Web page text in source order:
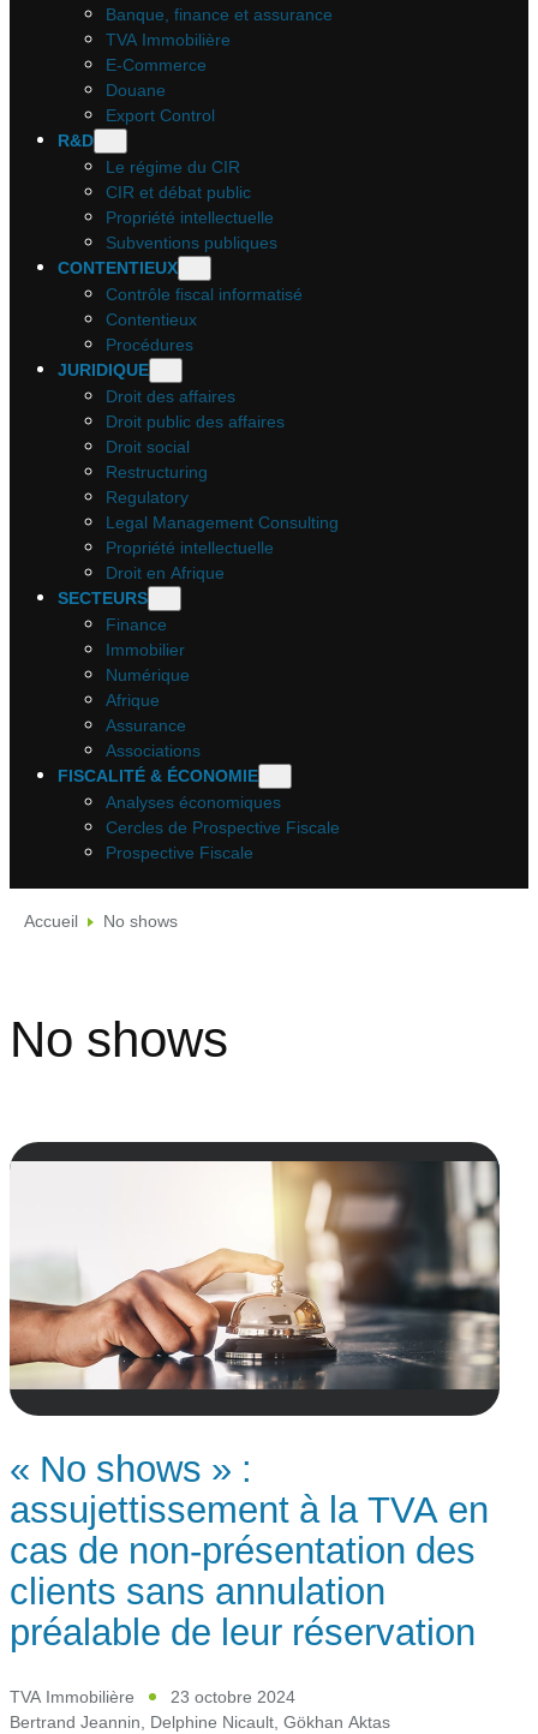
Banque, finance et assurance
TVA Immobilière
E-Commerce
Douane
Export Control
R&D
Le régime du CIR
CIR et débat public
Propriété intellectuelle
Subventions publiques
CONTENTIEUX
Contrôle fiscal informatisé
Contentieux
Procédures
JURIDIQUE
Droit des affaires
Droit public des affaires
Droit social
Restructuring
Regulatory
Legal Management Consulting
Propriété intellectuelle
Droit en Afrique
SECTEURS
Finance
Immobilier
Numérique
Afrique
Assurance
Associations
FISCALITÉ & ÉCONOMIE
Analyses économiques
Cercles de Prospective Fiscale
Prospective Fiscale
Accueil No shows
No shows
« No shows » :
assujettissement à la TVA en
cas de non-présentation des
clients sans annulation
préalable de leur réservation
TVA Immobilière
23 octobre 2024
Bertrand Jeannin Delphine Nicault Gökhan Aktas